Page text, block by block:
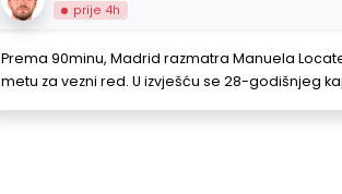
prije 4h
Prema 90minu, Madrid razmatra Manuela
metu za vezni red. U izvješću se 28-godišnjeg